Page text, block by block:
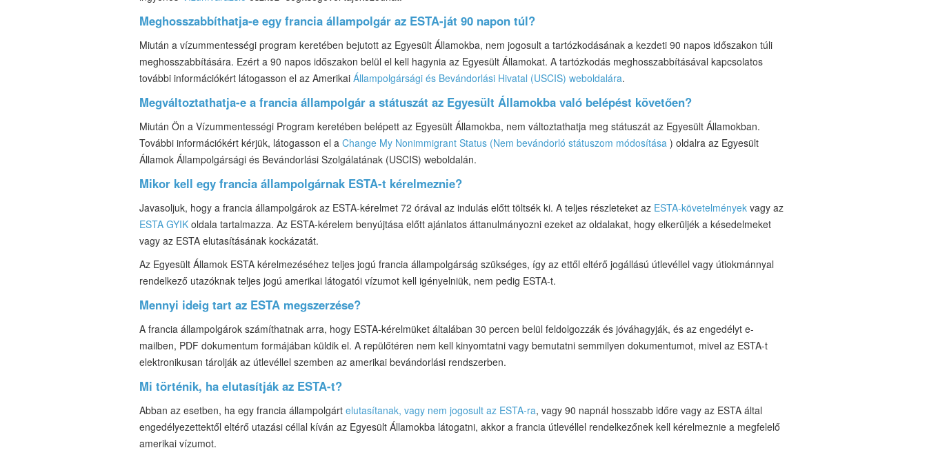
Meghosszabbíthatja-e egy francia állampolgár az ESTA-ját 90 napon túl?
Miután a vízummentességi program keretében bejutott az Egyesült Államokba, nem jogosult a tartózkodásának a kezdeti 90 napos időszakon túli
meghosszabbítására. Ezért a 90 napos időszakon belül el kell hagynia az Egyesült Államokat. A tartózkodás meghosszabbításával kapcsolatos
további információkért látogasson el az Amerikai Állampolgársági és Bevándorlási Hivatal (USCIS) weboldalára.
Megváltoztathatja-e a francia állampolgár a státuszát az Egyesült Államokba való belépést követően?
Miután Ön a Vízummentességi Program keretében belépett az Egyesült Államokba, nem változtathatja meg státuszát az Egyesült Államokban.
További információkért kérjük, látogasson el a Change My Nonimmigrant Status (Nem bevándorló státuszom módosítása ) oldalra az Egyesült
Államok Állampolgársági és Bevándorlási Szolgálatának (USCIS) weboldalán.
Mikor kell egy francia állampolgárnak ESTA-t kérelmeznie?
Javasoljuk, hogy a francia állampolgárok az ESTA-kérelmet 72 órával az indulás előtt töltsék ki. A teljes részleteket az ESTA-követelmények vagy az
ESTA GYIK oldala tartalmazza. Az ESTA-kérelem benyújtása előtt ajánlatos áttanulmányozni ezeket az oldalakat, hogy elkerüljék a késedelmeket
vagy az ESTA elutasításának kockázatát.
Az Egyesült Államok ESTA kérelmezéséhez teljes jogú francia állampolgárság szükséges, így az ettől eltérő jogállású útlevéllel vagy útiokmánnyal
rendelkező utazóknak teljes jogú amerikai látogatói vízumot kell igényelniük, nem pedig ESTA-t.
Mennyi ideig tart az ESTA megszerzése?
A francia állampolgárok számíthatnak arra, hogy ESTA-kérelmüket általában 30 percen belül feldolgozzák és jóváhagyják, és az engedélyt e-
mailben, PDF dokumentum formájában küldik el. A repülőtéren nem kell kinyomtatni vagy bemutatni semmilyen dokumentumot, mivel az ESTA-t
elektronikusan tárolják az útlevéllel szemben az amerikai bevándorlási rendszerben.
Mi történik, ha elutasítják az ESTA-t?
Abban az esetben, ha egy francia állampolgárt elutasítanak, vagy nem jogosult az ESTA-ra, vagy 90 napnál hosszabb időre vagy az ESTA által
engedélyezettektől eltérő utazási céllal kíván az Egyesült Államokba látogatni, akkor a francia útlevéllel rendelkezőnek kell kérelmeznie a megfelelő
amerikai vízumot.